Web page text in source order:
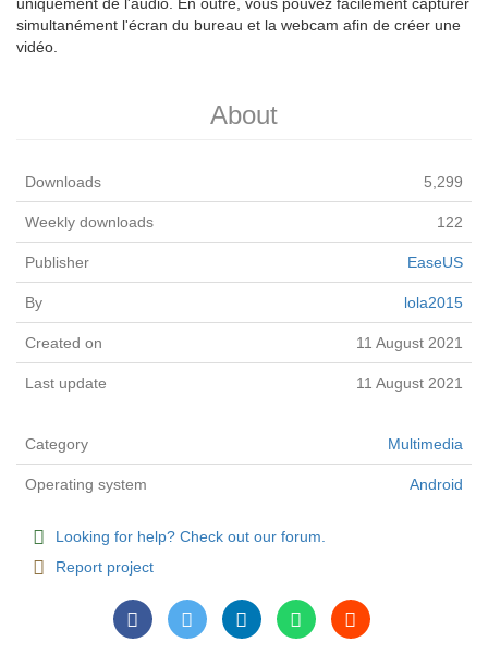
simultanément l'écran du bureau et la webcam afin de créer une
vidéo.
About
Downloads 5,299
Weekly downloads 122
Publisher EaseUS
By lola2015
Created on 11 August 2021
Last update 11 August 2021
Category Multimedia
Operating system Android
Looking for help? Check out our forum.
Report project